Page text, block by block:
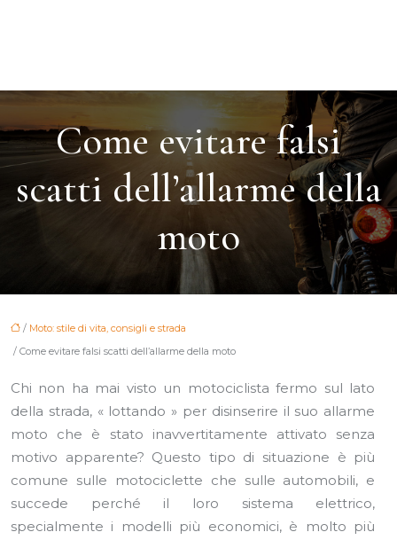
Come evitare falsi
scatti dell’allarme della
moto
/ Moto: stile di vita, consigli e strada
/ Come evitare falsi scatti dell’allarme della moto
Chi non ha mai visto un motociclista fermo sul lato
della strada, « lottando » per disinserire il suo allarme
moto che è stato inavvertitamente attivato senza
motivo apparente? Questo tipo di situazione è più
comune sulle motociclette che sulle automobili, e
succede perché il loro sistema elettrico,
specialmente i modelli più economici, è molto più